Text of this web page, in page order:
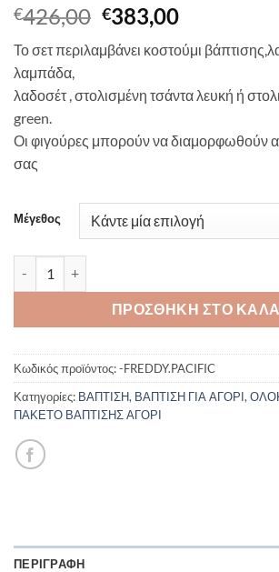
€426,00 Original
price
was:
€383,00Η
τρέχουσα
τιμή
€383,00.
Το σετ περιλαμβάνει κοστούμι
λαμπάδα,
λαδοσέτ , στολισμένη τσάντα λευκή ή
green.
Οι φιγούρες μπορούν να διαμορφωθούν
σας
Μέγεθος
ΠΡΟΣΘΉΚΗ ΣΤΟ
Κωδικός προϊόντος:-FREDDY.PACIFIC
Κατηγορίες: ΒΑΠΤΙΣΗ, ΒΑΠΤΙΣΗ ΓΙΑ ΑΓΟΡΙ,
ΠΑΚΕΤΟ ΒΑΠΤΙΣΗΣ ΑΓΟΡΙ
ΠΕΡΙΓΡΑΦΉ